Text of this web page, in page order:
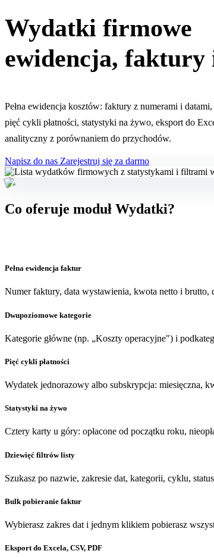
Wydatki firmowe
ewidencja,
Pełna ewidencja kosztów: faktury z numerami i
pięć cykli płatności, statystyki na żywo, eksport do
analityczny z porównaniem do przychodów.
Napisz do nas Zarejestruj się za darmo
Co oferuje moduł Wydatki?
Pełna ewidencja faktur
Numer faktury, data wystawienia, kwota netto i
Dwupoziomowe kategorie
Kategorie główne (np. „Koszty operacyjne") i
Pięć cykli płatności
Wydatek jednorazowy albo subskrypcja: miesięczna,
Statystyki na żywo
Cztery karty u góry: opłacone od początku roku,
Dziewięć filtrów listy
Szukasz po nazwie, zakresie dat, kategorii, cyklu,
Bulk pobieranie faktur
Wybierasz zakres dat i jednym klikiem pobierasz
Eksport do Excela, CSV, PDF